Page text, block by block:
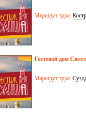
Маршрут тура:
Гостевой дом
Маршрут тура: